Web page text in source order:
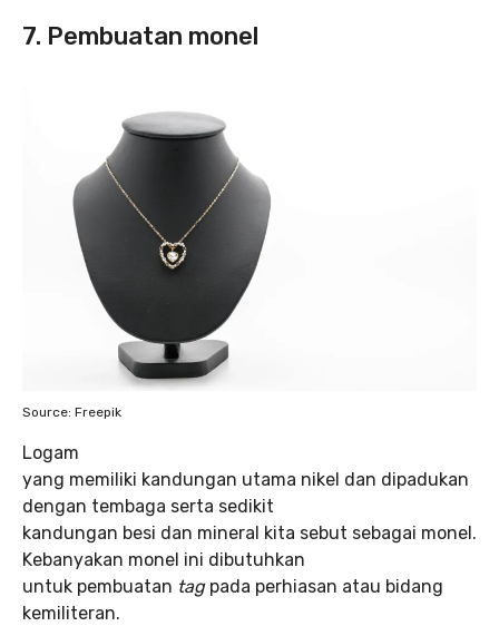
7. Pembuatan monel
Source: Freepik
Logam
yang memiliki kandungan utama nikel dan dipadukan
dengan tembaga serta sedikit
kandungan besi dan mineral kita sebut sebagai monel.
Kebanyakan monel ini dibutuhkan
untuk pembuatan tag pada perhiasan atau bidang
kemiliteran.